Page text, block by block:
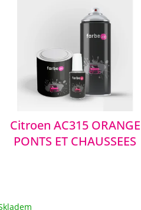
Citroen AC315 ORANGE
PONTS ET CHAUSSEES